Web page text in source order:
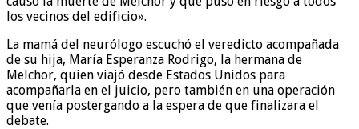
los vecinos del edificio».
La mamá del neurólogo escuchó el veredicto acompañada
de su hija, María Esperanza Rodrigo, la hermana de
Melchor, quien viajó desde Estados Unidos para
acompañarla en el juicio, pero también en una operación
que venía postergando a la espera de que finalizara el
debate.